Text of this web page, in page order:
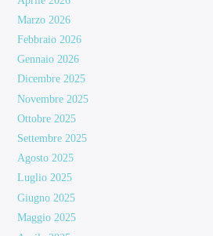
Marzo 2026
Febbraio 2026
Gennaio 2026
Dicembre 2025
Novembre 2025
Ottobre 2025
Settembre 2025
Agosto 2025
Luglio 2025
Giugno 2025
Maggio 2025